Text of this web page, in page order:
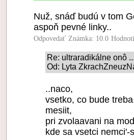
Nuž, snáď budú v tom
aspoň pevné linky..
Odpovedať Známka: 10.0
Re: ultraradikálne onô
Od: Lyta
..naco,
vsetko, co bude
mesiit,
pri zvolaavani na
kde sa vsetci